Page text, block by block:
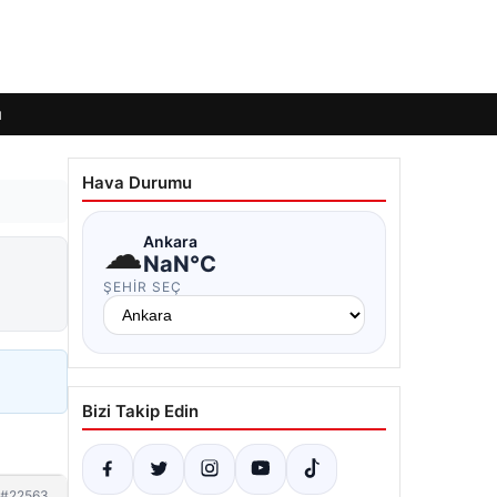
Hava Durumu
☁Ankara
NaN°C
ŞEHIR SEÇ
Bizi Takip Edin